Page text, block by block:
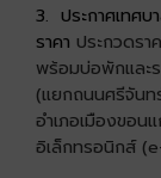
3. ประกาศเทศบ
ราคา ประกวดรา
พร้อมบ่อพักและ
(แยกถนนศรีจัน
อำเภอเมืองขอ
อิเล็กทรอนิกส์